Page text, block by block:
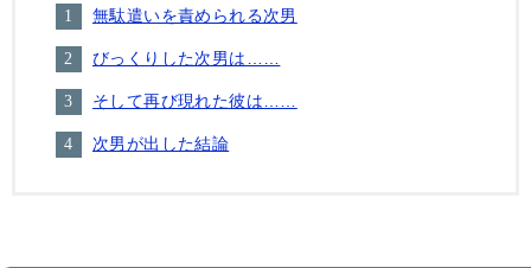
無駄遣いを責められる次男
びっくりした次男は……
そして再び現れた彼は……
次男が出した結論